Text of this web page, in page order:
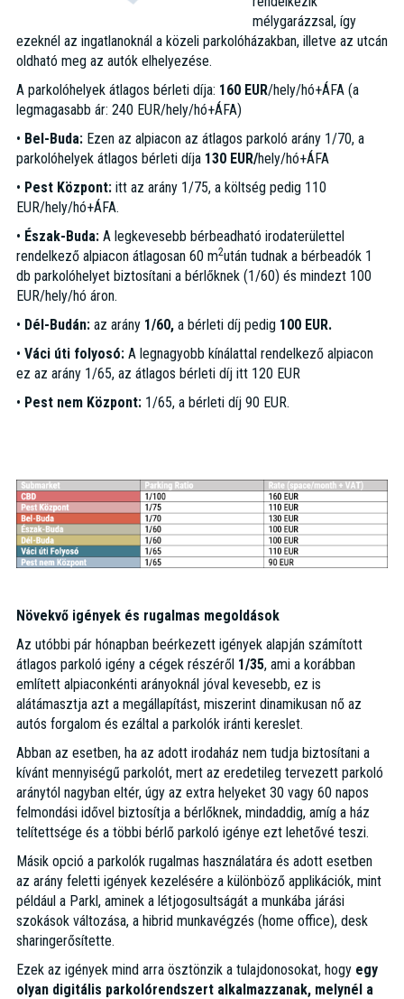
mélygarázzsal, így
ezeknél az ingatlanoknál a közeli parkolóházakban, illetve az utcán
oldható meg az autók elhelyezése.
A parkolóhelyek átlagos bérleti díja: 160 EUR/hely/hó+ÁFA (a
legmagasabb ár: 240 EUR/hely/hó+ÁFA)
• Bel-Buda: Ezen az alpiacon az átlagos parkoló arány 1/70, a
parkolóhelyek átlagos bérleti díja 130 EUR/hely/hó+ÁFA
• Pest Központ: itt az arány 1/75, a költség pedig 110
EUR/hely/hó+ÁFA.
• Észak-Buda: A legkevesebb bérbeadható irodaterülettel
rendelkező alpiacon átlagosan 60 m2után tudnak a bérbeadók 1
db parkolóhelyet biztosítani a bérlőknek (1/60) és mindezt 100
EUR/hely/hó áron.
• Dél-Budán: az arány 1/60, a bérleti díj pedig 100 EUR.
• Váci úti folyosó: A legnagyobb kínálattal rendelkező alpiacon
ez az arány 1/65, az átlagos bérleti díj itt 120 EUR
• Pest nem Központ:1/65, a bérleti díj 90 EUR.
Növekvő igények és rugalmas megoldások
Az utóbbi pár hónapban beérkezett igények alapján számított
átlagos parkoló igény a cégek részéről 1/35, ami a korábban
említett alpiaconkénti arányoknál jóval kevesebb, ez is
alátámasztja azt a megállapítást, miszerint dinamikusan nő az
autós forgalom és ezáltal a parkolók iránti kereslet.
Abban az esetben, ha az adott irodaház nem tudja biztosítani a
kívánt mennyiségű parkolót, mert az eredetileg tervezett parkoló
aránytól nagyban eltér, úgy az extra helyeket 30 vagy 60 napos
felmondási idővel biztosítja a bérlőknek, mindaddig, amíg a ház
telítettsége és a többi bérlő parkoló igénye ezt lehetővé teszi.
Másik opció a parkolók rugalmas használatára és adott esetben
az arány feletti igények kezelésére a különböző applikációk, mint
például a Parkl, aminek a létjogosultságát a munkába járási
szokások változása, a hibrid munkavégzés (home office), desk
sharingerősítette.
Ezek az igények mind arra ösztönzik a tulajdonosokat, hogy egy
olyan digitális parkolórendszert alkalmazzanak, melynél a